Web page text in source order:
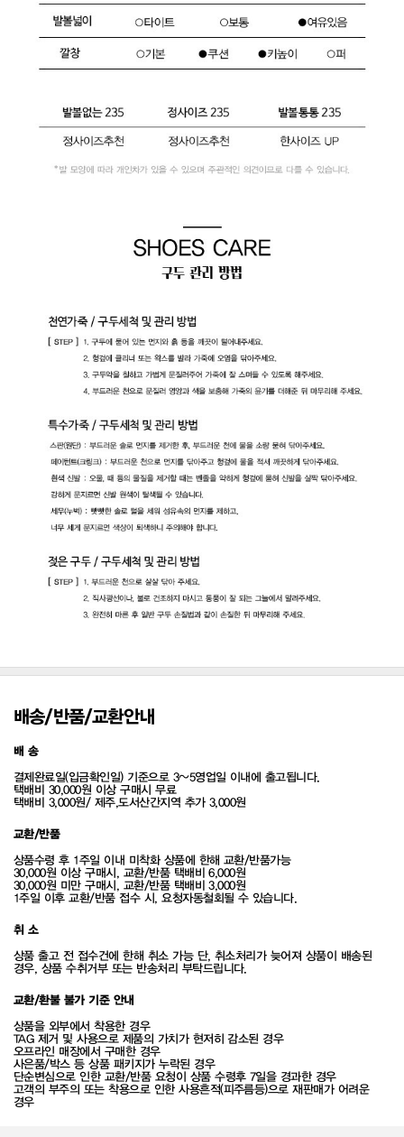
배송/반품/교환안내
배 송
결제완료일(입금확인일) 기준으로 3~5영업일 이내에 출고됩니다.
택배비 30,000원 이상 구매시 무료
택배비 3,000원/ 제주,도서산간지역 추가 3,000원
교환/반품
상품수령 후 1주일 이내 미착화 상품에 한해 교환/반품가능
30,000원 이상 구매시, 교환/반품 택배비 6,000원
30,000원 미만 구매시, 교환/반품 택배비 3,000원
1주일 이후 교환/반품 접수 시, 요청자동철회될 수 있습니다.
취 소
상품 출고 전 접수건에 한해 취소 가능 단, 취소처리가 늦어져 상품이 배송된
경우, 상품 수취거부 또는 반송처리 부탁드립니다.
교환/환불 불가 기준 안내
상품을 외부에서 착용한 경우
TAG 제거 및 사용으로 제품의 가치가 현저히 감소된 경우
오프라인 매장에서 구매한 경우
사은품/박스 등 상품 패키지가 누락된 경우
단순변심으로 인한 교환/반품 요청이 상품 수령후 7일을 경과한 경우
고객의 부주의 또는 착용으로 인한 사용흔적(피주름등)으로 재판매가 어려운
경우